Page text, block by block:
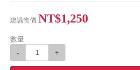
建議售價 NT$1,250
數量
-
+